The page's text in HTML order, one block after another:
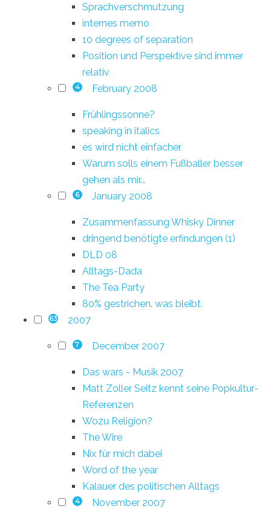
Sprachverschmutzung
internes memo
10 degrees of separation
Position und Perspektive sind immer
relativ
4 February 2008
Frühlingssonne?
speaking in italics
es wird nicht einfacher
Warum solls einem Fußballer besser
gehen als mir...
6 January 2008
Zusammenfassung Whisky Dinner
dringend benötigte erfindungen (1)
DLD 08
Alltags-Dada
The Tea Party
80% gestrichen. was bleibt.
63 2007
7 December 2007
Das wars - Musik 2007
Matt Zoller Seitz kennt seine Popkultur-
Referenzen
Wozu Religion?
The Wire
Nix für mich dabei
Word of the year
Kalauer des politischen Alltags
4 November 2007